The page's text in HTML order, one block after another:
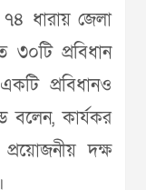
ধারায় জেলা
৩০টি প্রবিধান
প্রবিধানও
বলেন, কার্যকর
দক্ষ